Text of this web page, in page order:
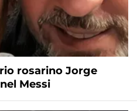
rosarino Jorge
Messi